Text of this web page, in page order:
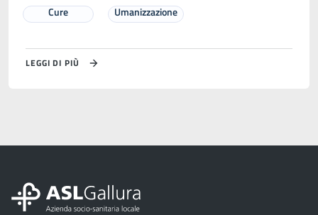
Cure Umanizzazione
LEGGI DI PIÙ